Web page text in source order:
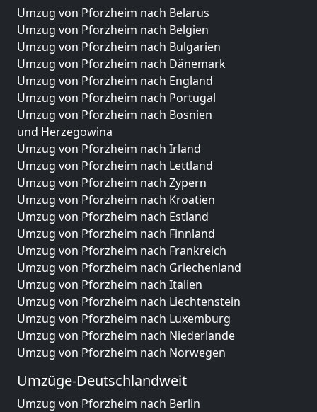
Umzug von Pforzheim nach Belarus
Umzug von Pforzheim nach Belgien
Umzug von Pforzheim nach Bulgarien
Umzug von Pforzheim nach Dänemark
Umzug von Pforzheim nach England
Umzug von Pforzheim nach Portugal
Umzug von Pforzheim nach Bosnien
und Herzegowina
Umzug von Pforzheim nach Irland
Umzug von Pforzheim nach Lettland
Umzug von Pforzheim nach Zypern
Umzug von Pforzheim nach Kroatien
Umzug von Pforzheim nach Estland
Umzug von Pforzheim nach Finnland
Umzug von Pforzheim nach Frankreich
Umzug von Pforzheim nach Griechenland
Umzug von Pforzheim nach Italien
Umzug von Pforzheim nach Liechtenstein
Umzug von Pforzheim nach Luxemburg
Umzug von Pforzheim nach Niederlande
Umzug von Pforzheim nach Norwegen
Umzüge-Deutschlandweit
Umzug von Pforzheim nach Berlin